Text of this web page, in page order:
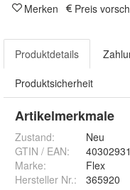
Merken
Preis
Produktdetails
Produktsicherheit
Artikelmerkmale
Zustand:
Neu
GTIN / EAN:
Marke:
Flex
Hersteller Nr.:
365920